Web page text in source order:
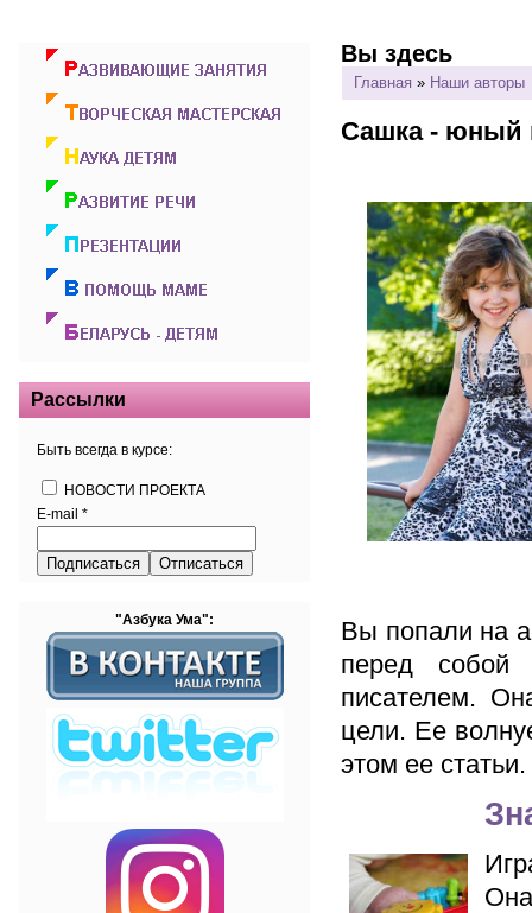
Рассылки
Быть всегда в курсе:
НОВОСТИ ПРОЕКТА
E-mail *
"Азбука Ума":
Вы здесь
Главная » Наши авторы
Сашка - юный
Вы попали на
перед собой
писателем.
цели. Ее
этом ее статьи.